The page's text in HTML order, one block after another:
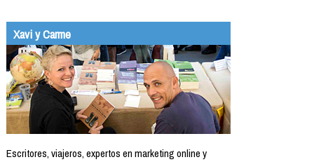
Xavi y Carme
Escritores, viajeros, expertos en marketing online y